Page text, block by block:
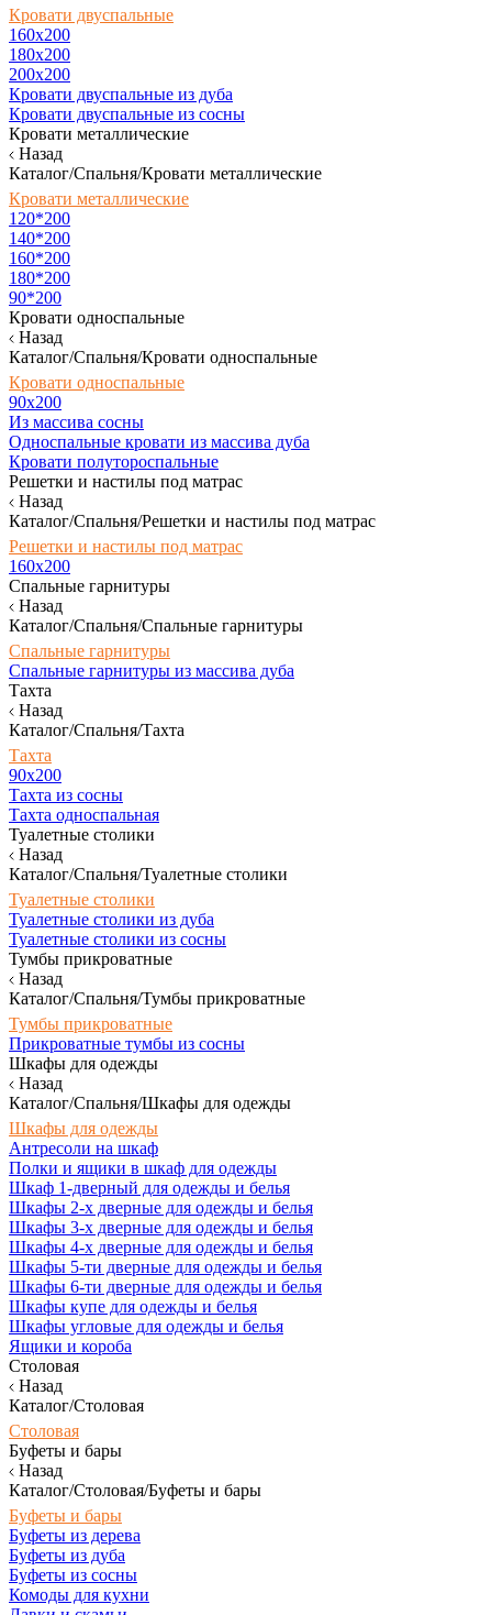
Кровати двуспальные
160х200
180x200
200x200
Кровати двуспальные из дуба
Кровати двуспальные из сосны
Кровати металлические
Назад
Каталог/Спальня/Кровати металлические
Кровати металлические
120*200
140*200
160*200
180*200
90*200
Кровати односпальные
Назад
Каталог/Спальня/Кровати односпальные
Кровати односпальные
90х200
Из массива сосны
Односпальные кровати из массива дуба
Кровати полутороспальные
Решетки и настилы под матрас
Назад
Каталог/Спальня/Решетки и настилы под матрас
Решетки и настилы под матрас
160х200
Спальные гарнитуры
Назад
Каталог/Спальня/Спальные гарнитуры
Спальные гарнитуры
Спальные гарнитуры из массива дуба
Тахта
Назад
Каталог/Спальня/Тахта
Тахта
90х200
Тахта из сосны
Тахта односпальная
Туалетные столики
Назад
Каталог/Спальня/Туалетные столики
Туалетные столики
Туалетные столики из дуба
Туалетные столики из сосны
Тумбы прикроватные
Назад
Каталог/Спальня/Тумбы прикроватные
Тумбы прикроватные
Прикроватные тумбы из сосны
Шкафы для одежды
Назад
Каталог/Спальня/Шкафы для одежды
Шкафы для одежды
Антресоли на шкаф
Полки и ящики в шкаф для одежды
Шкаф 1-дверный для одежды и белья
Шкафы 2-х дверные для одежды и белья
Шкафы 3-х дверные для одежды и белья
Шкафы 4-х дверные для одежды и белья
Шкафы 5-ти дверные для одежды и белья
Шкафы 6-ти дверные для одежды и белья
Шкафы купе для одежды и белья
Шкафы угловые для одежды и белья
Ящики и короба
Столовая
Назад
Каталог/Столовая
Столовая
Буфеты и бары
Назад
Каталог/Столовая/Буфеты и бары
Буфеты и бары
Буфеты из дерева
Буфеты из дуба
Буфеты из сосны
Комоды для кухни